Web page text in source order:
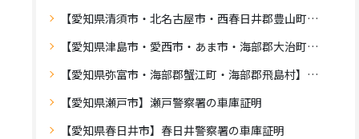
【愛知県清須市・北名古屋市・西春日井郡豊山町】西枇杷島警察署の車庫証明
【愛知県津島市・愛西市・あま市・海部郡大治町】津島警察署の車庫証明
【愛知県弥富市・海部郡蟹江町・海部郡飛島村】蟹江警察署の車庫証明
【愛知県瀬戸市】瀬戸警察署の車庫証明
【愛知県春日井市】春日井警察署の車庫証明